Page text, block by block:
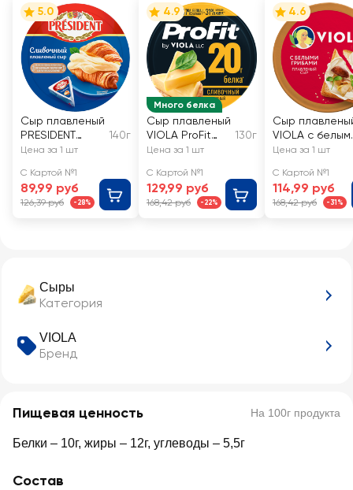
Сыры
Категория
VIOLA
Бренд
Пищевая ценность На 100г продукта
Белки – 10г, жиры – 12г, углеводы – 5,5г
Состав
5.0
Сыр плавленый
PRESIDENT
Сливочный
140г
Цена за 1 шт
С Картой №1
89,99 руб
126,39 руб -28%
Много белка
4.9
Сыр плавленый
VIOLA ProFit
Сливочный
й, без змж
130г
Цена за 1 шт
С Картой №1
129,99 руб
168,42 руб -22%
4.6
Сыр
VIOLA с
грибами 35%,
Цена за 1 шт
С Картой №1
114,99 руб
168,42 руб -31%